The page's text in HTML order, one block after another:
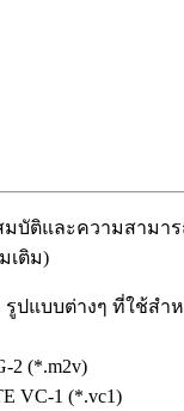
สมบัติและความสามา
เติม)
รูปแบบต่างๆ ที่ใช้สำ
2 (*.m2v)
VC-1 (*.vc1)